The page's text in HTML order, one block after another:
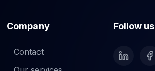
Company
Contact
Follow us